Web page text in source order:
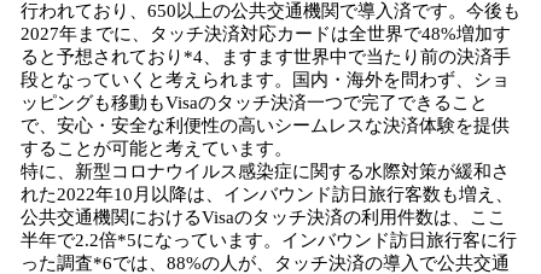
行われており、650以上の公共交通機関で導入済です。今後も
2027年までに、タッチ決済対応カードは全世界で48%増加す
ると予想されており*4、ますます世界中で当たり前の決済手
段となっていくと考えられます。国内・海外を問わず、ショ
ッピングも移動もVisaのタッチ決済一つで完了できること
で、安心・安全な利便性の高いシームレスな決済体験を提供
することが可能と考えています。
特に、新型コロナウイルス感染症に関する水際対策が緩和さ
れた2022年10月以降は、インバウンド訪日旅行客数も増え、
公共交通機関におけるVisaのタッチ決済の利用件数は、ここ
半年で2.2倍*5になっています。インバウンド訪日旅行客に行
った調査*6では、88%の人が、タッチ決済の導入で公共交通